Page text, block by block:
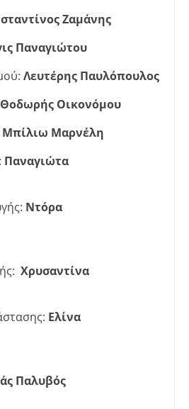
Ζαμάνης
Παναγιώτου
Λευτέρης Παυλόπουλος
Θοδωρής Οικονόμου
Μπίλιω Μαρνέλη
Παναγιώτα
Ντόρα
Χρυσαντίνα
Ελίνα
Παλυβός